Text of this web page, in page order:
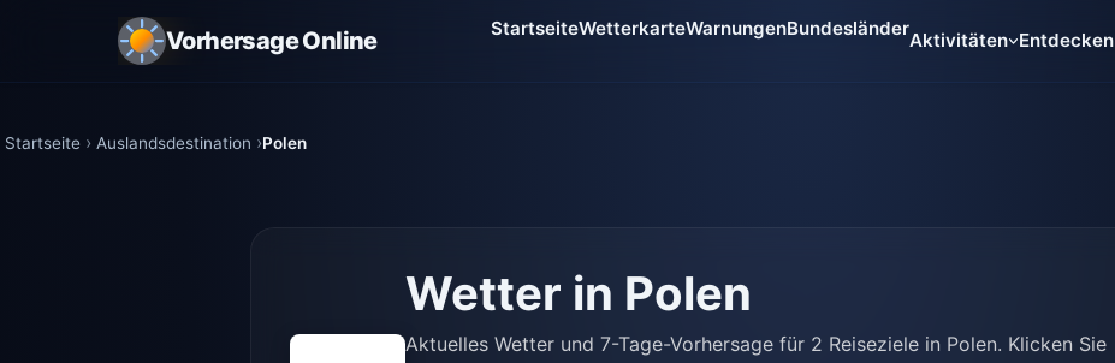
Vorhersage Online StartseiteWetterkarteWarnungenBundesländer
Aktivitäten Entdecken
Startseite Auslandsdestination Polen
Wetter in Polen
Aktuelles Wetter und 7-Tage-Vorhersage für 2 Reiseziele in Polen. Klicken Sie